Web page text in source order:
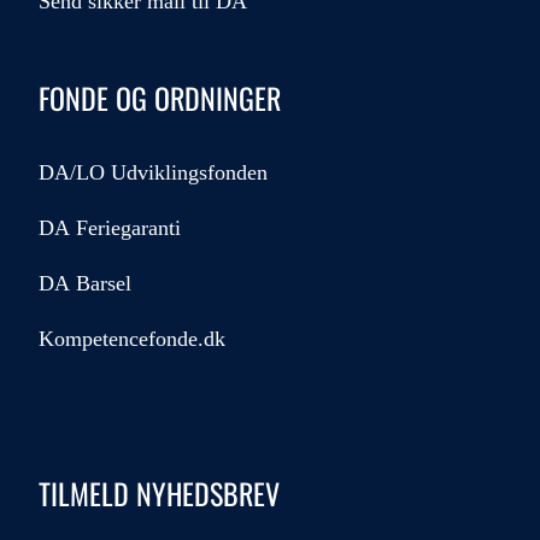
FONDE OG ORDNINGER
DA/LO Udviklingsfonden
DA Feriegaranti
DA Barsel
Kompetencefonde.dk
TILMELD NYHEDSBREV